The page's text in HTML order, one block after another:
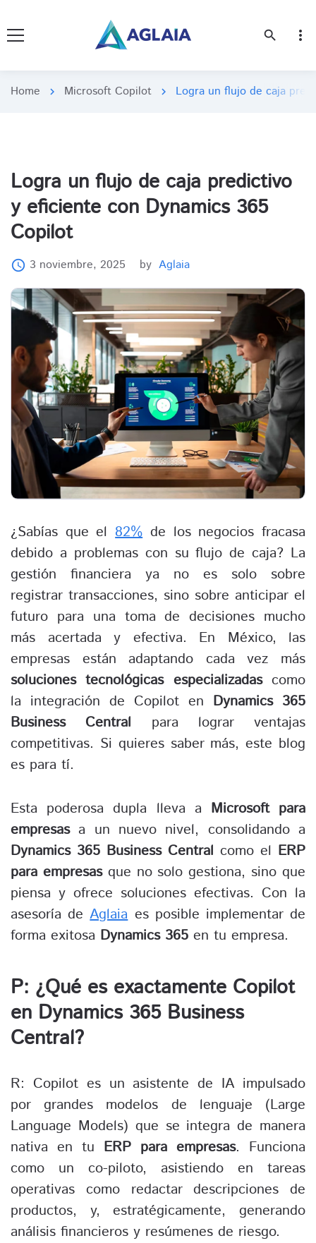
search more_vert
Home chevron_right Microsoft Copilot chevron_right Logra un flujo de caja
Logra un flujo de caja predictivo
y eficiente con Dynamics 365
Copilot
access_time 3 noviembre, 2025 by Aglaia
¿Sabías que el82%de los negocios fracasa
debido a problemas con su flujo de caja? La
gestión financiera ya no es solo sobre
registrar transacciones, sino sobre anticipar el
futuro para una toma de decisiones mucho
más acertada y efectiva. En México, las
empresas están adaptando cada vez más
soluciones tecnológicas especializadascomo
la integración de Copilot en Dynamics 365
Business Central para lograr ventajas
competitivas. Si quieres saber más, este blog
es para tí.
Esta poderosa dupla lleva a Microsoft para
empresasa un nuevo nivel, consolidando a
Dynamics 365 Business Central como el ERP
para empresasque no solo gestiona, sino que
piensa y ofrece soluciones efectivas. Con la
asesoría deAglaiaes posible implementar de
forma exitosa Dynamics 365 en tu empresa.
P: ¿Qué es exactamente Copilot
en Dynamics 365 Business
Central?
R: Copilot es un asistente de IA impulsado
por grandes modelos de lenguaje (Large
Language Models) que se integra de manera
nativa en tu ERP para empresas. Funciona
como un co-piloto, asistiendo en tareas
operativas como redactar descripciones de
productos, y, estratégicamente, generando
análisis financieros y resúmenes de riesgo.